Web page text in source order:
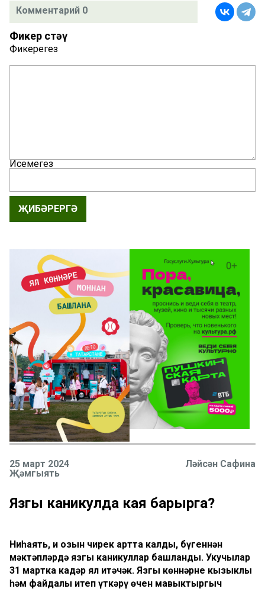
Комментарий 0
Фикер өстәү
Фикерегез
Исемегез
ҖИБӘРЕРГӘ
25 март 2024
Җәмгыять
Ләйсән Сафина
Язгы каникулда кая барырга?
Ниһаять, иң озын чирек артта калды, бүгеннән
мәктәпләрдә язгы каникуллар башланды. Укучылар
31 мартка кадәр ял итәчәк. Язгы көннәрне кызыклы
һәм файдалы итеп үткәрү өчен мавыктыргыч